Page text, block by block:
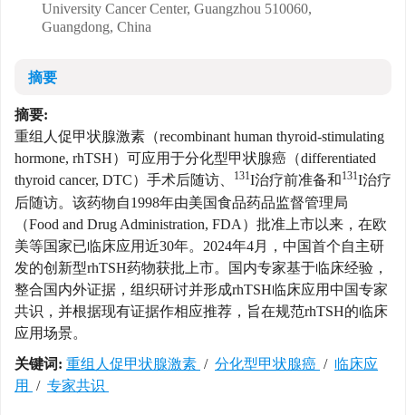
University Cancer Center, Guangzhou 510060,
Guangdong, China
摘要
摘要:
重组人促甲状腺激素（recombinant human thyroid-stimulating
hormone, rhTSH）可应用于分化型甲状腺癌（differentiated
thyroid cancer, DTC）手术后随访、
131I治疗前准备和 131I治疗
后随访。该药物自1998年由美国食品药品监督管理局
（Food and Drug Administration, FDA）批准上市以来，在欧
美等国家已临床应用近30年。2024年4月，中国首个自主研
发的创新型rhTSH药物获批上市。国内专家基于临床经验，
整合国内外证据，组织研讨并形成rhTSH临床应用中国专家
共识，并根据现有证据作相应推荐，旨在规范rhTSH的临床
应用场景。
关键词: 重组人促甲状腺激素 / 分化型甲状腺癌 / 临床应
用
/ 专家共识